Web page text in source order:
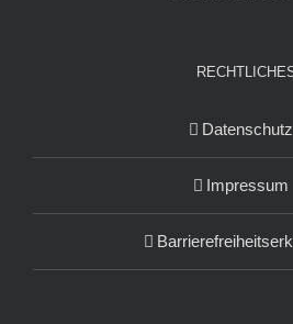
Datenschutz
Impressum